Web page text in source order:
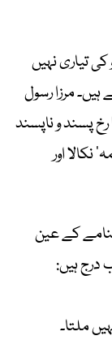
تیاری نہیں
مرزا رسول
رخ پسند و ناپسند
اور
کے عین
درج ہیں:
ملتا۔